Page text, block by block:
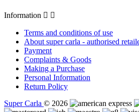
Information  
Terms and conditions of use
About super carla - authorised
Payment
Complaints & Goods
Making a Purchase
Personal Information
Return Policy
Super Carla © 2026